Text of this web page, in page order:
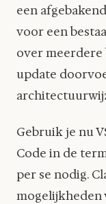
een
voor een
over meerdere
update
Gebruik je nu
Code in de
per se nodig.
mogelijkheden